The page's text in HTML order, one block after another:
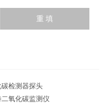
检测器探头
氧化碳监测仪